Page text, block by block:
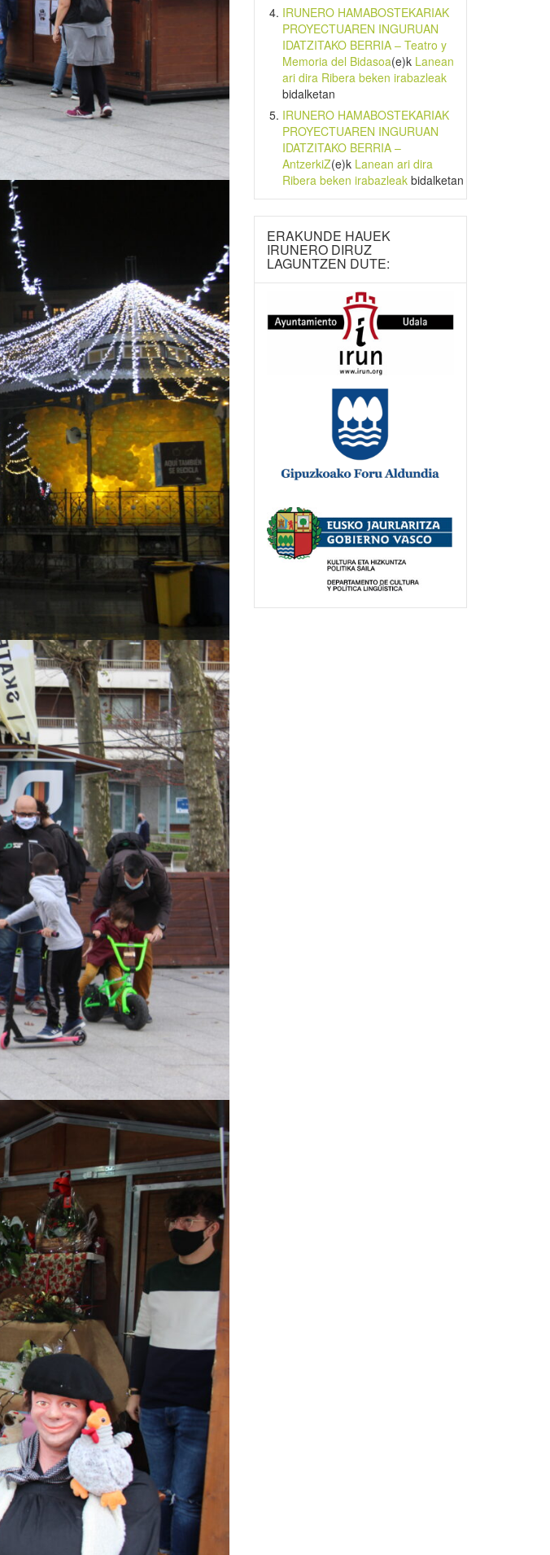
IRUNERO HAMABOSTEKARIAK
PROYECTUAREN INGURUAN
IDATZITAKO BERRIA – Teatro y
Memoria del Bidasoa(e)k Lanean
ari dira Ribera beken irabazleak
bidalketan
IRUNERO HAMABOSTEKARIAK
PROYECTUAREN INGURUAN
IDATZITAKO BERRIA –
AntzerkiZ(e)k Lanean ari dira
Ribera beken irabazleakbidalketan
ERAKUNDE HAUEK
IRUNERO DIRUZ
LAGUNTZEN DUTE: